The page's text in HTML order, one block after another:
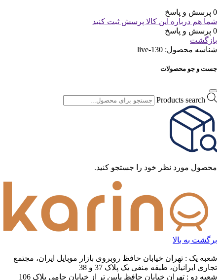
با انتخاب دکمه "ثبت نظر" موافقت خود را با
مبلمان اداری کاری نو اعلام می‌کنم.
محصول راهنمایی کنید.
لطفا پیش از ارسال نظر، خلاصه قوانین زیر را مطالعه کنید: فارسی
بنویسید و از کیبورد فارسی استفاده کنید. بهتر است از فضای خالی
(Space) بیش‌از‌حدِ معمول، شکلک یا ایموجی استفاده نکنید و از
کشیدن حروف یا کلمات با صفحه‌کلید بپرهیزید. نظرات خود را
براساس تجربه و استفاده‌ی عملی و با دقت به نکات فنی ارسال
کنید؛ بدون تعصب به محصول خاص، مزایا و معایب را بازگو کنید و
بهتر است از ارسال نظرات چندکلمه‌‌ای خودداری کنید. بهتر است در
کاربران و سایر اشخاص احترام بگذارید. پیام‌هایی که شامل محتوای
توهین‌آمیز و کلمات نامناسب باشند، حذف می‌شوند. از ارسال
لینک‌های سایت‌های دیگر و ارایه‌ی اطلاعات شخصی خودتان مثل
شماره تماس، ایمیل و آی‌دی شبکه‌های اجتماعی پرهیز کنید. با توجه
به ساختار بخش نظرات، از پرسیدن سوال یا درخواست راهنمایی در
این بخش خودداری کرده و سوالات خود را در بخش «پرسش و
پاسخ» مطرح کنید. هرگونه نقد و نظر در خصوص سایت فروشگاه
ما، خدمات و درخواست کالا را با ایمیل info@yourdomain.com یا با
ثبت نظر